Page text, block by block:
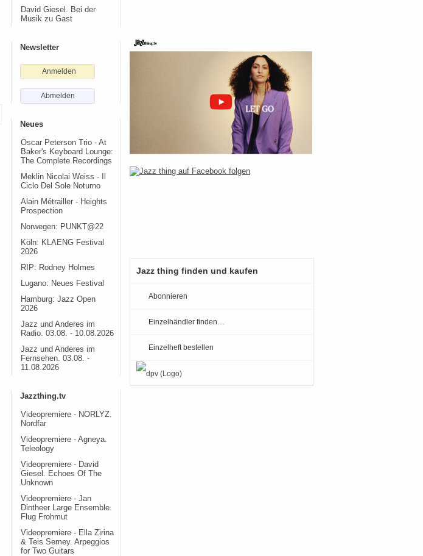
David Giesel. Bei der
Musik zu Gast
Newsletter
Anmelden
Abmelden
Neues
Oscar Peterson Trio - At
Baker's Keyboard Lounge:
The Complete Recordings
Meklin Nicolai Weiss - Il
Ciclo Del Sole Noturno
Alain Métrailler - Heights
Prospection
Norwegen: PUNKT@22
Köln: KLAENG Festival
2026
RIP: Rodney Holmes
Lugano: Neues Festival
Hamburg: Jazz Open
2026
Jazz und Anderes im
Radio. 03.08. - 10.08.2026
Jazz und Anderes im
Fernsehen. 03.08. -
11.08.2026
Jazzthing.tv
Videopremiere - NORLYZ.
Nordfar
Videopremiere - Agneya.
Teleology
Videopremiere - David
Giesel. Echoes Of The
Unknown
Videopremiere - Jan
Dintheer Large Ensemble.
Flug Frohmut
Videopremiere - Ella Zirina
& Teis Semey. Arpeggios
for Two Guitars
Jazz thing finden und kaufen
Abonnieren
Einzelhändler finden…
Einzelheft bestellen